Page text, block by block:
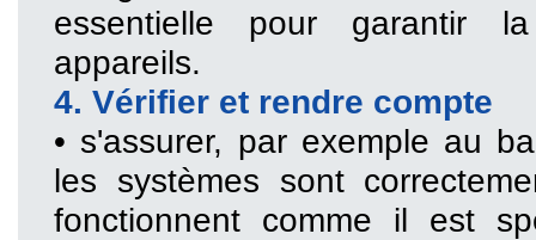
essentielle pour garantir
appareils.
4. Vérifier et rendre compte
• s'assurer, par exemple au
les systèmes sont
fonctionnent comme il est